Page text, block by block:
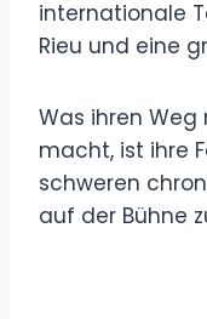
internationale
Rieu und eine
Was ihren
macht, ist ihre
schweren
auf der Bühne